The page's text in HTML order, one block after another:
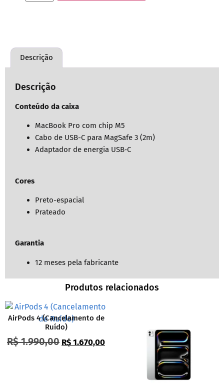
Descrição
Descrição
Conteúdo da caixa
MacBook Pro com chip M5
Cabo de USB-C para MagSafe 3 (2m)
Adaptador de energia USB‑C
Cores
Preto-espacial
Prateado
Garantia
12 meses pela fabricante
Produtos relacionados
AirPods 4 (Cancelamento de
Ruído)
R$1.990,00 R$1.670,00